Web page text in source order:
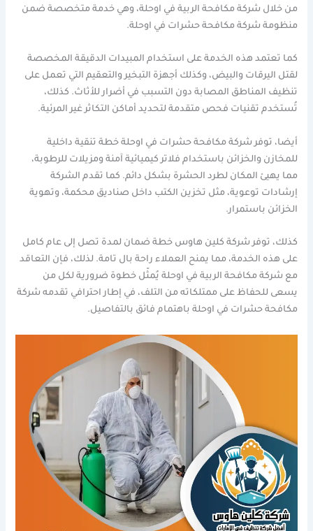
من خلال شركة مكافحة الربية في اوحلة، وهي خدمة متخصصة ضمن
منظومة شركة مكافحة حشرات في اوحلة.
كما تعتمد هذه الخدمة على استخدام المبيدات الدقيقة المخصصة
لقتل اليرقات والبيض، وكذلك أجهزة التبخير والتعقيم التي تعمل على
تنظيف المناطق المصابة دون التسبب في أضرار للأثاث. كذلك،
تُستخدم تقنيات فحص متقدمة لتحديد أماكن التكاثر غير المرئية.
أيضا، توفر شركة مكافحة حشرات في اوحلة خطة تنقية داخلية
للمخازن والخزائن باستخدام فلاتر كيميائية آمنة ومزيلات للرطوبة،
مما يهيئ المكان لطرد الحشرة بشكل دائم. كما تقدم الشركة
إرشادات توعوية، مثل تخزين الكتب داخل صناديق محكمة، وتهوية
الخزائن باستمرار.
كذلك، توفر شركة كلين هاوس خطة ضمان لمدة تصل إلى عام كامل
على هذه الخدمة، مما يمنح العملاء راحة بال تامة. لذلك، فإن التعاقد
مع شركة مكافحة الربية في اوحلة يُمثّل خطوة ضرورية لكل من
يسعى للحفاظ على ممتلكاته من التلف، في إطار احترافي تقدمه شركة
مكافحة حشرات في اوحلة باهتمام فائق بالتفاصيل.